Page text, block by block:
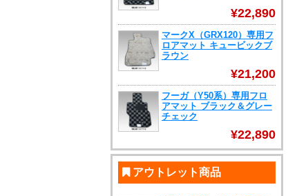
¥22,890
マークX（GRX120）専用フ
ロアマット キュービックブ
ラウン
¥21,200
フーガ（Y50系）専用フロ
アマット ブラック＆グレー
チェック
¥22,890
アウトレット商品